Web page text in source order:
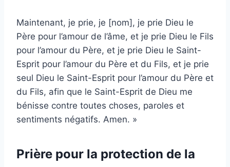
Maintenant, je prie, je [nom], je prie Dieu le
Père pour l’amour de l’âme, et je prie Dieu le Fils
pour l’amour du Père, et je prie Dieu le Saint-
Esprit pour l’amour du Père et du Fils, et je prie
seul Dieu le Saint-Esprit pour l’amour du Père et
du Fils, afin que le Saint-Esprit de Dieu me
bénisse contre toutes choses, paroles et
sentiments négatifs. Amen. »
Prière pour la protection de la